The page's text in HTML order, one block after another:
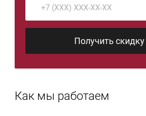
Получить скидку
Как мы работаем